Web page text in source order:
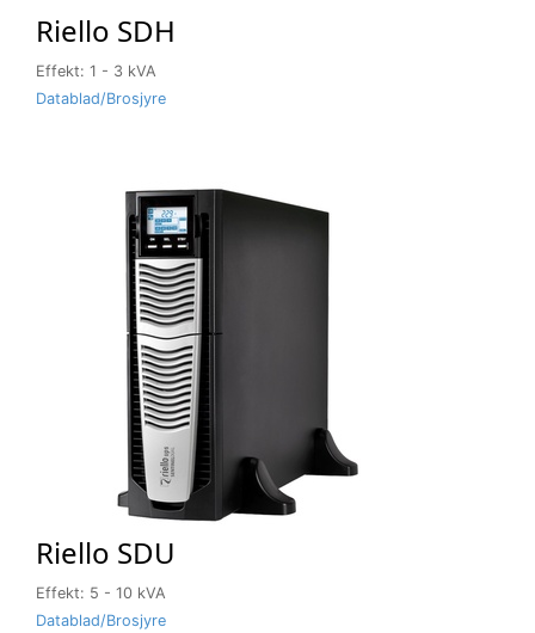
Riello SDH
Effekt: 1 - 3 kVA
Datablad/Brosjyre
Riello SDU
Effekt: 5 - 10 kVA
Datablad/Brosjyre